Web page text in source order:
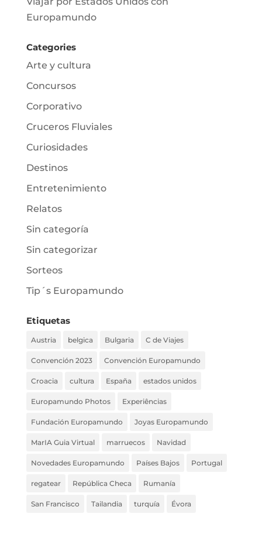
Europamundo
Categories
Arte y cultura
Concursos
Corporativo
Cruceros Fluviales
Curiosidades
Destinos
Entretenimiento
Relatos
Sin categoría
Sin categorizar
Sorteos
Tip´s Europamundo
Etiquetas
Austria belgica Bulgaria C de Viajes
Convención 2023 Convención Europamundo
Croacia cultura España estados unidos
Europamundo Photos Experiências
Fundación Europamundo Joyas Europamundo
MarIA Guia Virtual marruecos Navidad
Novedades Europamundo Países Bajos Portugal
regatear República Checa Rumanía
San Francisco Tailandia turquía Évora